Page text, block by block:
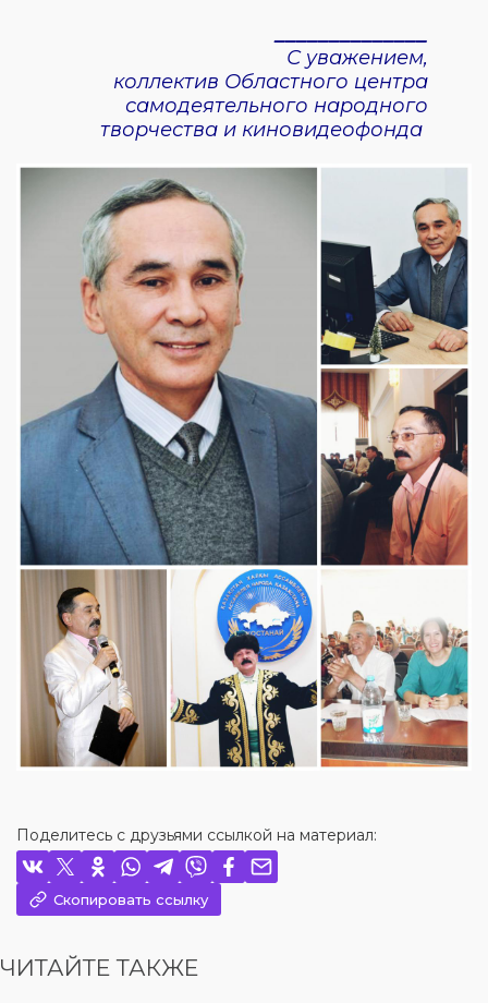
С уважением,
коллектив Областного центра
самодеятельного народного
творчества и киновидеофонда
Поделитесь с друзьями ссылкой на материал:
Скопировать ссылку
ЧИТАЙТЕ ТАКЖЕ